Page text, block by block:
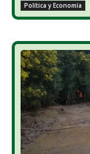
Política y Economía